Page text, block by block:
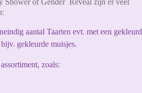
aantal Taarten evt. met een
gekleurde muisjes.
zoals: